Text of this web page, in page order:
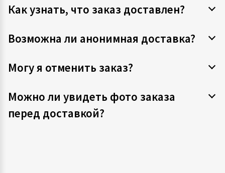
Как узнать, что заказ доставлен?
Возможна ли анонимная доставка?
Могу я отменить заказ?
Можно ли увидеть фото заказа
перед доставкой?